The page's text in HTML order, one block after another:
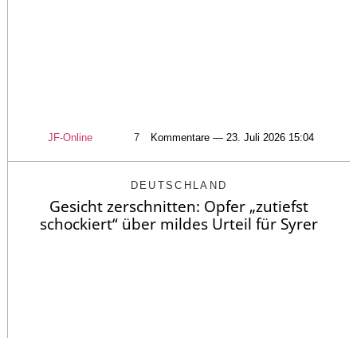
JF-Online 7 Kommentare — 23. Juli 2026 15:04
DEUTSCHLAND
Gesicht zerschnitten: Opfer „zutiefst
schockiert“ über mildes Urteil für Syrer